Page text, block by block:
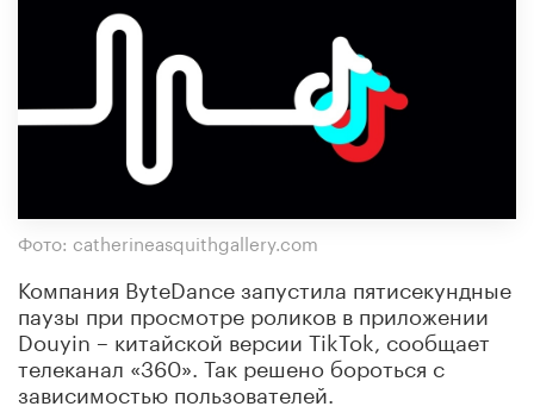
Фото: catherineasquithgallery.com
Компания ByteDance запустила пятисекундные
паузы при просмотре роликов в приложении
Douyin – китайской версии TikTok, сообщает
телеканал «360». Так решено бороться с
зависимостью пользователей.